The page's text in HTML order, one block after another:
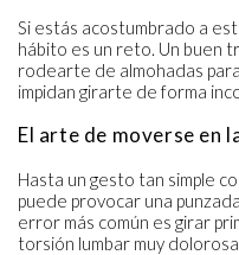
Si estás acostumbrado a
hábito es un reto. Un buen
rodearte de almohadas
impidan girarte de forma
El arte de moverse en
Hasta un gesto tan simple
puede provocar una
error más común es girar
torsión lumbar muy